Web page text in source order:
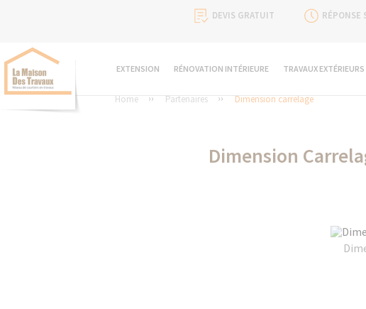
DEVIS GRATUIT RÉPONSE
EXTENSION RÉNOVATION INTÉRIEURE TRAVAUX EXTÉRIEURS
Home Partenaires Dimension carrelage
Dimension